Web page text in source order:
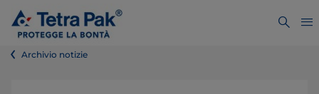
Archivio notizie